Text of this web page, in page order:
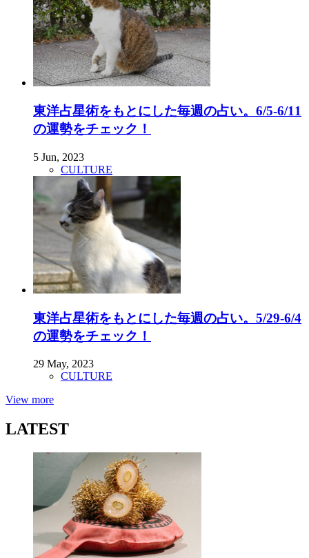
東洋占星術をもとにした毎週の占い。6/5-6/11
の運勢をチェック！
5 Jun, 2023
CULTURE
東洋占星術をもとにした毎週の占い。5/29-6/4
の運勢をチェック！
29 May, 2023
CULTURE
View more
LATEST